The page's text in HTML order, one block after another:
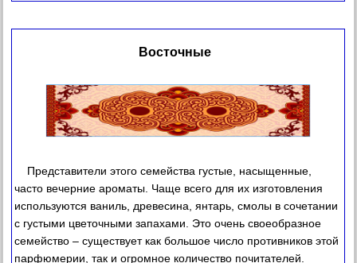
Восточные
Представители этого семейства густые, насыщенные,
часто вечерние ароматы. Чаще всего для их изготовления
используются ваниль, древесина, янтарь, смолы в сочетании
с густыми цветочными запахами. Это очень своеобразное
семейство – существует как большое число противников этой
парфюмерии, так и огромное количество почитателей.